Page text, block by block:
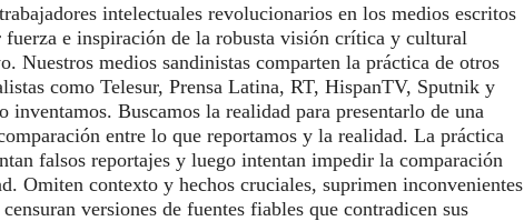
intelectuales revolucionarios en los medios escritos
fuerza e inspiración de la robusta visión crítica y cultural
Nuestros medios sandinistas comparten la práctica de otros
como Telesur, Prensa Latina, RT, HispanTV, Sputnik y
inventamos. Buscamos la realidad para presentarlo de una
entre lo que reportamos y la realidad. La práctica
falsos reportajes y luego intentan impedir la comparación
Omiten contexto y hechos cruciales, suprimen inconvenientes
versiones de fuentes fiables que contradicen sus